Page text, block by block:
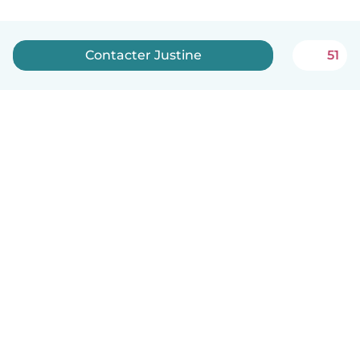
Contacter Justine 51